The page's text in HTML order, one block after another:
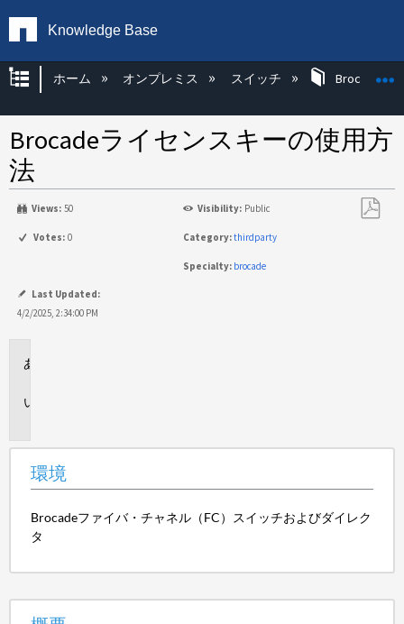
Knowledge Base
グローバル階層を展開/折りたたむ
ホーム オンプレミス スイッチ Brocade KB
Brocadeライセンスキーの使用方
法
Views: 50 Visibility: Public
Votes: 0 Category:thirdparty
Specialty: brocade
Last Updated:
4/2/2025, 2:34:00 PM
環境
Brocadeファイバ・チャネル（FC）スイッチおよびダイレク
タ